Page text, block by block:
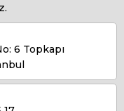
6 Topkapı